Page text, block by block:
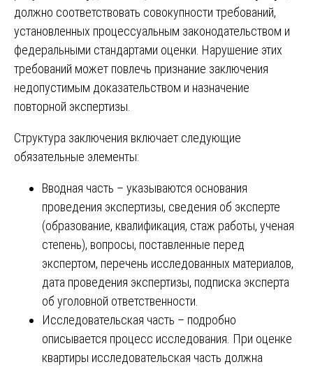
должно соответствовать совокупности требований,
установленных процессуальным законодательством и
федеральными стандартами оценки. Нарушение этих
требований может повлечь признание заключения
недопустимым доказательством и назначение
повторной экспертизы.
Структура заключения включает следующие
обязательные элементы:
Вводная часть – указываются основания
проведения экспертизы, сведения об эксперте
(образование, квалификация, стаж работы, ученая
степень), вопросы, поставленные перед
экспертом, перечень исследованных материалов,
дата проведения экспертизы, подписка эксперта
об уголовной ответственности.
Исследовательская часть – подробно
описывается процесс исследования. При оценке
квартиры исследовательская часть должна